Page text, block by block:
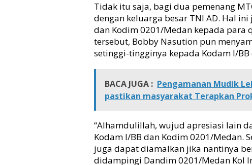
n
g
B
e
b
a
M
a
s
k
T
N
&
Tidak itu saja, bagi dua pemenang
dengan keluarga besar TNI AD. Hal
dan Kodim 0201/Medan kepada para
tersebut, Bobby Nasution pun
setinggi-tingginya kepada Kodam I/
BACA JUGA : Pengamanan Mudik
pastikan masyarakat Terapkan
“Alhamdulillah, wujud apresiasi lain
Kodam I/BB dan Kodim 0201/
juga dapat diamalkan jika nantinya
didampingi Dandim 0201/Medan Kol